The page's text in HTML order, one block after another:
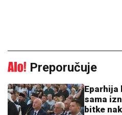
Preporučuje
Eparhija
sama
bitke